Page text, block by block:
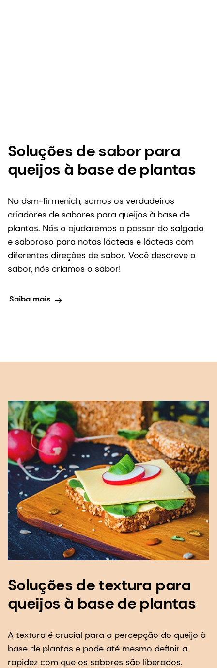
Na dsm-firmenich, somos os verdadeiros
criadores de sabores para queijos à base de
e saboroso para notas lácteas e lácteas com
diferentes direções de sabor. Você descreve o
sabor, nós criamos o sabor!
Saiba mais
Soluções de textura para
queijos à base de plantas
A textura é crucial para a percepção do queijo à
base de plantas e pode até mesmo definir a
Nosso portfólio de hidrocoloides, como a pectina
e a goma gelana Gellaneer®, o ajudará a
proporcionar uma sensação bucal e uma textura